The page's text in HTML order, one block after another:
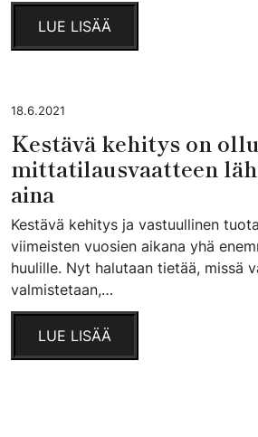
LUE LISÄÄ
18.6.2021
Kestävä kehitys on
mittatilausvaatteen
aina
Kestävä kehitys ja vastuullinen
viimeisten vuosien aikana yhä
huulille. Nyt halutaan tietää, missä
valmistetaan,…
LUE LISÄÄ